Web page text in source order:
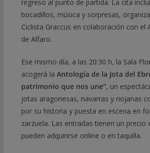
regreso al punto de partida. La cita
bocadillos, música y sorpresas,
Ciclista Graccus en colaboración con el
de Alfaro.
Ese mismo día, a las 20:30 h, la Sala
acogerá la Antología de la Jota del
patrimonio que nos une”, un
jotas aragonesas, navarras y riojanas
por su historia y puesta en escena en
zarzuela. Las entradas tienen un precio
pueden adquirirse online o en taquilla.